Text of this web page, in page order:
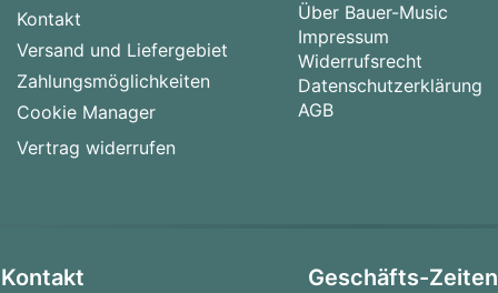
Kontakt
Versand und Liefergebiet
Zahlungsmöglichkeiten
Cookie Manager
Vertrag widerrufen
Über Bauer-Music
Impressum
Widerrufsrecht
Datenschutzerklärung
AGB
Kontakt Geschäfts-Zeiten